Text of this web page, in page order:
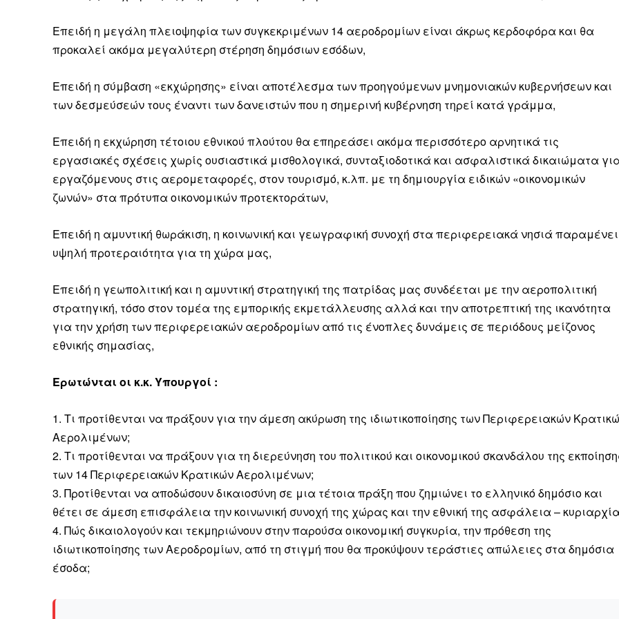
Επειδή η μεγάλη πλειοψηφία των συγκεκριμένων 14 αεροδρομίων είναι άκρως κερδοφόρα και θα
προκαλεί ακόμα μεγαλύτερη στέρηση δημόσιων εσόδων,
Επειδή η σύμβαση «εκχώρησης» είναι αποτέλεσμα των προηγούμενων μνημονιακών κυβερνήσεων και
των δεσμεύσεών τους έναντι των δανειστών που η σημερινή κυβέρνηση τηρεί κατά γράμμα,
Επειδή η εκχώρηση τέτοιου εθνικού πλούτου θα επηρεάσει ακόμα περισσότερο αρνητικά τις
εργασιακές σχέσεις χωρίς ουσιαστικά μισθολογικά, συνταξιοδοτικά και ασφαλιστικά δικαιώματα
εργαζόμενους στις αερομεταφορές, στον τουρισμό, κ.λπ. με τη δημιουργία ειδικών «οικονομικών
ζωνών» στα πρότυπα οικονομικών προτεκτοράτων,
Επειδή η αμυντική θωράκιση, η κοινωνική και γεωγραφική συνοχή στα περιφερειακά νησιά παραμένει
υψηλή προτεραιότητα για τη χώρα μας,
Επειδή η γεωπολιτική και η αμυντική στρατηγική της πατρίδας μας συνδέεται με την αεροπολιτική
στρατηγική, τόσο στον τομέα της εμπορικής εκμετάλλευσης αλλά και την αποτρεπτική της ικανότητα
για την χρήση των περιφερειακών αεροδρομίων από τις ένοπλες δυνάμεις σε περιόδους μείζονος
εθνικής σημασίας,
Ερωτώνται οι κ.κ. Υπουργοί :
1. Τι προτίθενται να πράξουν για την άμεση ακύρωση της ιδιωτικοποίησης των Περιφερειακών
Αερολιμένων;
2. Τι προτίθενται να πράξουν για τη διερεύνηση του πολιτικού και οικονομικού σκανδάλου της
των 14 Περιφερειακών Κρατικών Αερολιμένων;
3. Προτίθενται να αποδώσουν δικαιοσύνη σε μια τέτοια πράξη που ζημιώνει το ελληνικό δημόσιο και
θέτει σε άμεση επισφάλεια την κοινωνική συνοχή της χώρας και την εθνική της ασφάλεια –
4. Πώς δικαιολογούν και τεκμηριώνουν στην παρούσα οικονομική συγκυρία, την πρόθεση της
ιδιωτικοποίησης των Αεροδρομίων, από τη στιγμή που θα προκύψουν τεράστιες απώλειες στα δημόσια
έσοδα;